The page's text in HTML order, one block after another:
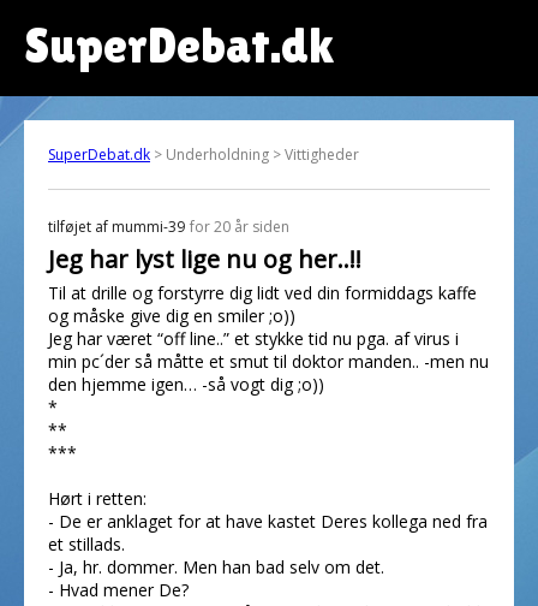
SuperDebat.dk
SuperDebat.dk > Underholdning > Vittigheder
tilføjet af mummi-39 for 20 år siden
Jeg har lyst lige nu og her..!!
Til at drille og forstyrre dig lidt ved din formiddags kaffe
og måske give dig en smiler ;o))
Jeg har været “off line..” et stykke tid nu pga. af virus i
min pc´der så måtte et smut til doktor manden.. -men nu
den hjemme igen… -så vogt dig ;o))
*
**
***
Hørt i retten:
- De er anklaget for at have kastet Deres kollega ned fra
et stillads.
- Ja, hr. dommer. Men han bad selv om det.
- Hvad mener De?